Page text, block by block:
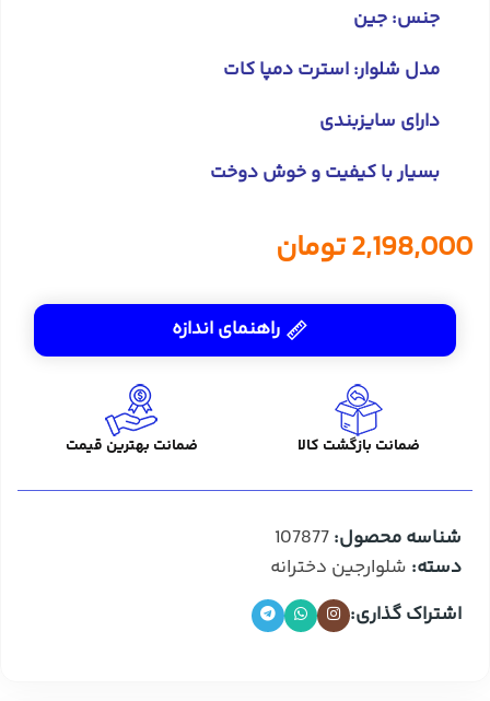
جنس: جین
مدل شلوار: استرت دمپا کات
دارای سایزبندی
بسیار با کیفیت و خوش دوخت
2,198,000تومان
راهنمای اندازه
ضمانت بازگشت کالا ضمانت بهترین قیمت
شناسه محصول:107877
دسته: شلوارجین دخترانه
اشتراک گذاری: